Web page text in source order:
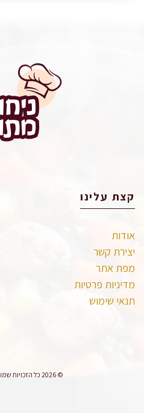
קצת עלינו
אודות
יצירת קשר
מפת אתר
מדיניות פרטיות
תנאי שימוש
© 2026 כל הזכויות שמורות לניחוח מתוק